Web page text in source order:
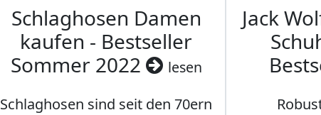
Schlaghosen Damen
kaufen - Bestseller
Sommer 2022
lesen
Schlaghosen sind seit den 70ern
Jack